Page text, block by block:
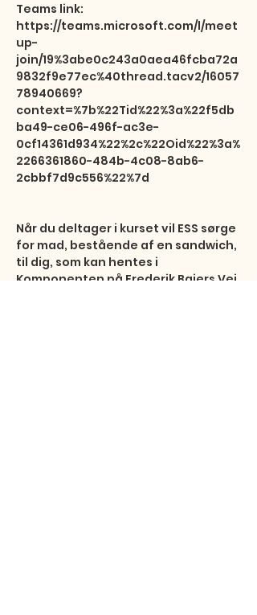
Teams link:
https://teams.microsoft.com/l/meet
up-
join/19%3abe0c243a0aea46fcba72a
9832f9e77ec%40thread.tacv2/16057
78940669?
context=%7b%22Tid%22%3a%22f5db
ba49-ce06-496f-ac3e-
0cf14361d934%22%2c%22Oid%22%3a%
2266361860-484b-4c08-8ab6-
2cbbf7d9c556%22%7d
Når du deltager i kurset vil ESS sørge
for mad, bestående af en sandwich,
til dig, som kan hentes i
Komponenten på Frederik Bajers Vej